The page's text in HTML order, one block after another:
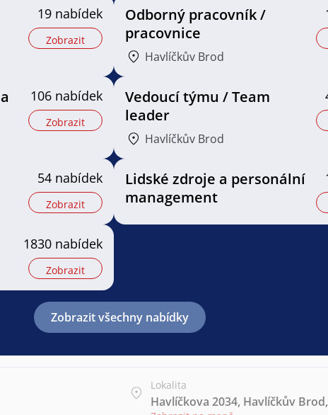
19 nabídek
Zobrazit
Odborný pracovník /
pracovnice
Havlíčkův Brod
106 nabídek
Zobrazit
Vedoucí týmu / Team
leader
Havlíčkův Brod
54 nabídek
Zobrazit
Lidské zdroje a personální
management
1830 nabídek
Zobrazit
Zobrazit všechny nabídky
Lokalita
Havlíčkova 2034, Havlíčkův Brod,